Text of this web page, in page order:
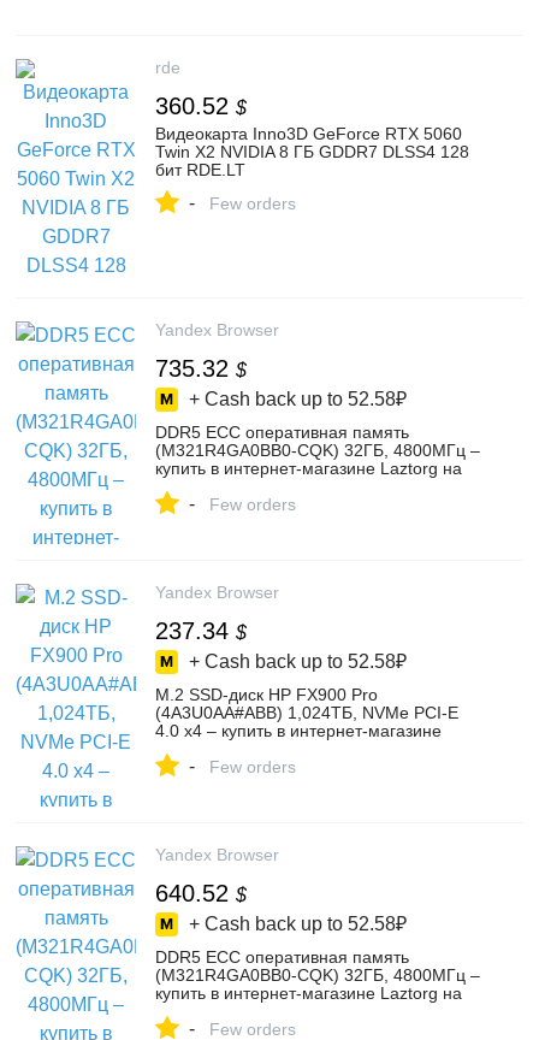
rde
360.52 $
Видеокарта Inno3D GeForce RTX 5060
Twin X2 NVIDIA 8 ГБ GDDR7 DLSS4 128
бит RDE.LT
- Few orders
Yandex Browser
735.32 $
+ Cash back up to 52.58₽
DDR5 ECC оперативная память
(M321R4GA0BB0-CQK) 32ГБ, 4800МГц –
купить в интернет-магазине Laztorg на
- Few orders
Yandex Browser
237.34 $
+ Cash back up to 52.58₽
M.2 SSD-диск HP FX900 Pro
(4A3U0AA#ABB) 1,024ТБ, NVMe PCI-E
4.0 x4 – купить в интернет-магазине
103717590567
- Few orders
Yandex Browser
640.52 $
+ Cash back up to 52.58₽
DDR5 ECC оперативная память
(M321R4GA0BB0-CQK) 32ГБ, 4800МГц –
купить в интернет-магазине Laztorg на
- Few orders